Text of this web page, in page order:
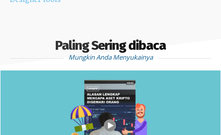
Paling Sering dibaca
Mungkin Anda Menyukainya